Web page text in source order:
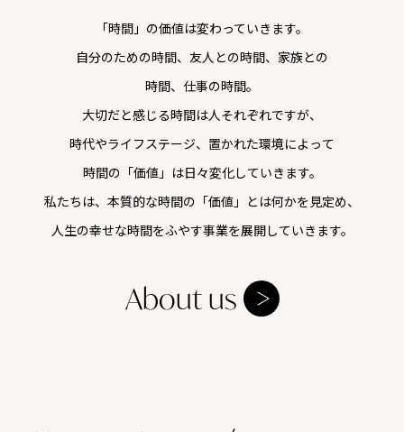
「時間」の価値は変わっていきます。
自分のための時間、友人との時間、 家族との
時間、仕事の時間。
大切だと感じる時間は人それぞれですが、
時代やライフステージ、置かれた環境によって
時間の「価値」は日々変化していきます。
私たちは、本質的な時間の 「価値」とは何かを見定め、
人生の幸せな時間をふやす事業を展開していきます。
About us